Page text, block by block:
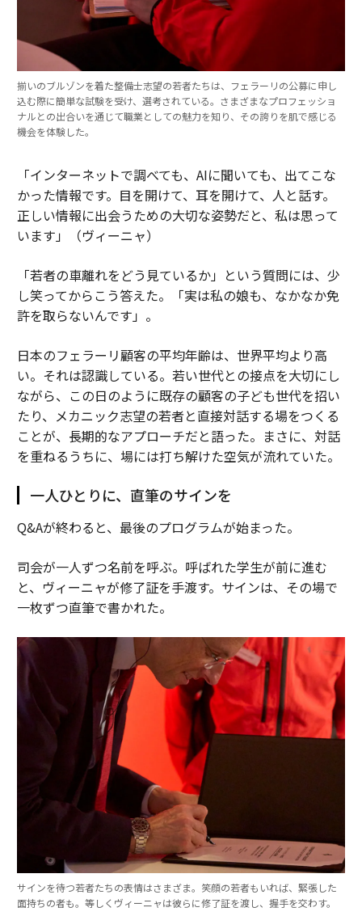
揃いのブルゾンを着た整備士志望の若者たちは、フェラーリの公募に申し
込む際に簡単な試験を受け、選考されている。さまざまなプロフェッショ
ナルとの出合いを通じて職業としての魅力を知り、その誇りを肌で感じる
機会を体験した。
「インターネットで調べても、AIに聞いても、出てこな
かった情報です。目を開けて、耳を開けて、人と話す。
正しい情報に出会うための大切な姿勢だと、私は思って
います」（ヴィーニャ）
「若者の車離れをどう見ているか」という質問には、少
し笑ってからこう答えた。「実は私の娘も、なかなか免
許を取らないんです」。
日本のフェラーリ顧客の平均年齢は、世界平均より高
い。それは認識している。若い世代との接点を大切にし
ながら、この日のように既存の顧客の子ども世代を招い
たり、メカニック志望の若者と直接対話する場をつくる
ことが、長期的なアプローチだと語った。まさに、対話
を重ねるうちに、場には打ち解けた空気が流れていた。
一人ひとりに、直筆のサインを
Q&Aが終わると、最後のプログラムが始まった。
司会が一人ずつ名前を呼ぶ。呼ばれた学生が前に進む
と、ヴィーニャが修了証を手渡す。サインは、その場で
一枚ずつ直筆で書かれた。
サインを待つ若者たちの表情はさまざま。笑顔の若者もいれば、緊張した
面持ちの者も。等しくヴィーニャは彼らに修了証を渡し、握手を交わす。